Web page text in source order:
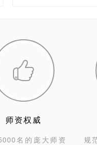

师资权威
名的庞大师资
规